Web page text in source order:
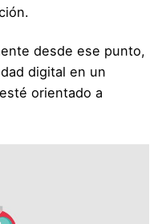
desde ese punto,
digital en un
orientado a